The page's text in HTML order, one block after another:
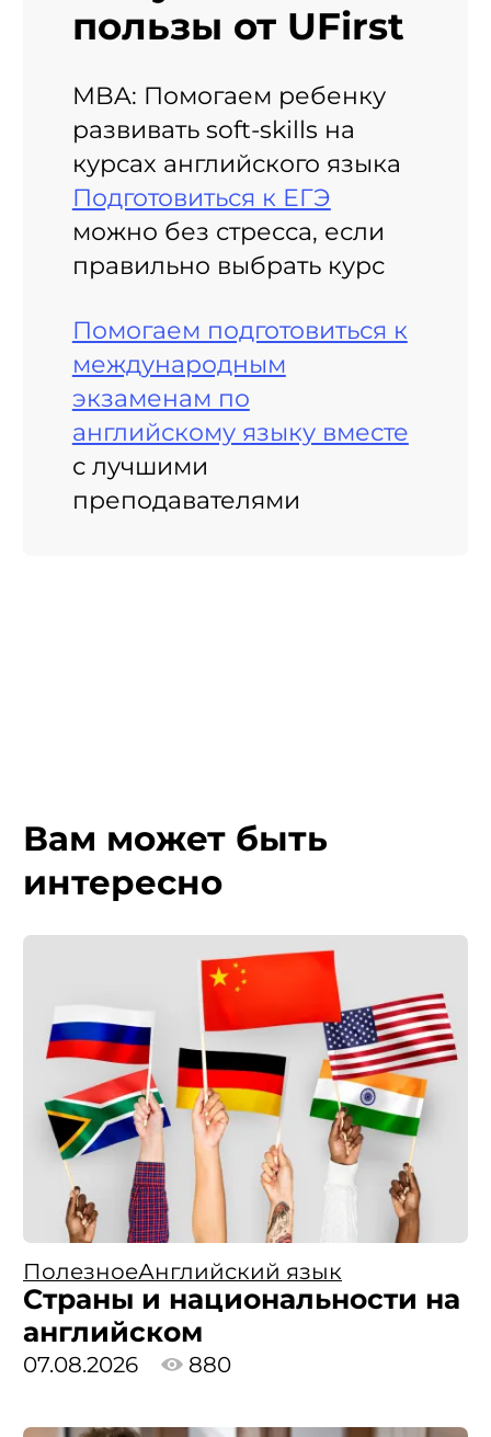
пользы от UFirst
MBA: Помогаем ребенку
развивать soft-skills на
курсах английского языка
Подготовиться к ЕГЭ
можно без стресса, если
правильно выбрать курс
Помогаем подготовиться к
международным
экзаменам по
английскому языку вместе
с лучшими
преподавателями
Вам может быть
интересно
ПолезноеАнглийский язык
Страны и национальности на
английском
07.08.2026 880